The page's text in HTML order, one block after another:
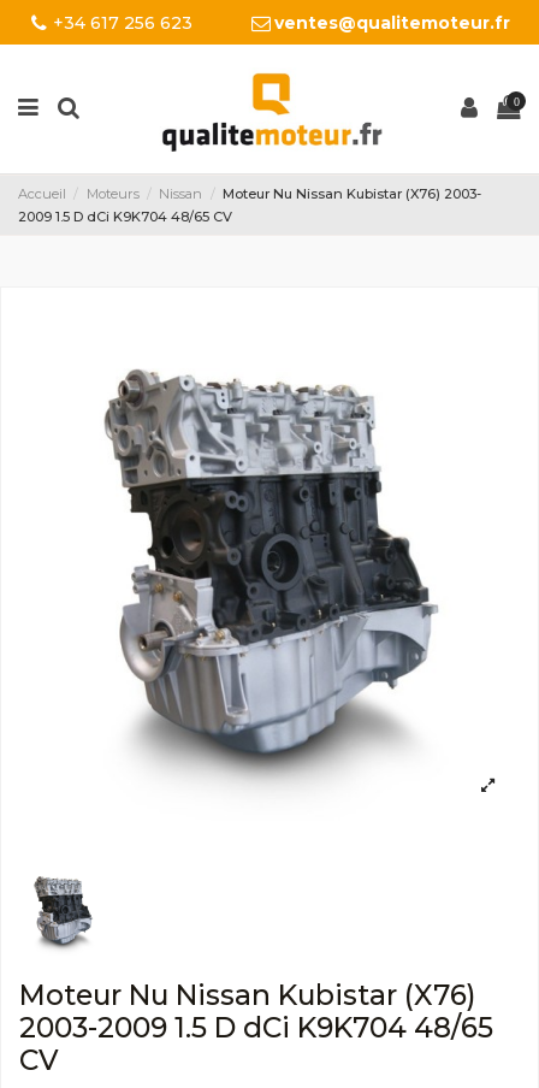
+34 617 256 623 ventes@qualitemoteur.fr
0
Accueil Moteurs Nissan
Moteur Nu Nissan Kubistar (X76) 2003-
2009 1.5 D dCi K9K704 48/65 CV
Moteur Nu Nissan Kubistar (X76)
2003-2009 1.5 D dCi K9K704 48/65
CV